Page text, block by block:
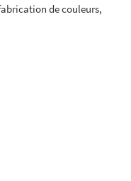
de couleurs,